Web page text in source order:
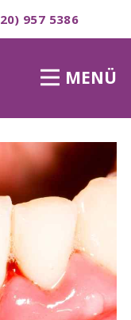
957 5386
MENÜ